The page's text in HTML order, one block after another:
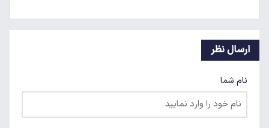
ارسال نظر
نام شما